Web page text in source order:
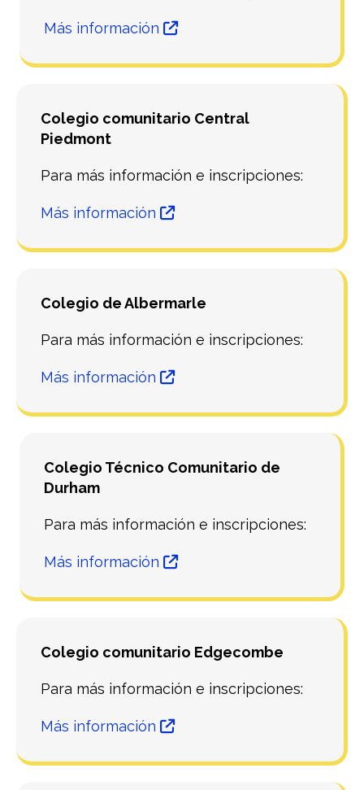
Más información
Colegio comunitario Central
Piedmont
Para más información e inscripciones:
Más información
Colegio de Albermarle
Para más información e inscripciones:
Más información
Colegio Técnico Comunitario de
Durham
Para más información e inscripciones:
Más información
Colegio comunitario Edgecombe
Para más información e inscripciones:
Más información